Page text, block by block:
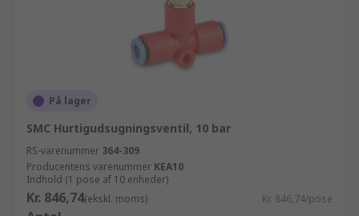
På lager
SMC Hurtigudsugningsventil, 10 bar
RS-varenummer 364-309
Producentens varenummer KEA10
Indhold (1 pose af 10 enheder)
Kr. 846,74(ekskl. moms) Kr. 846,74/pose